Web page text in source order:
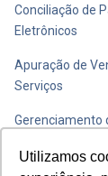
Utilizamos
Utilizamos
Conciliação de
Eletrônicos
Apuração de
Serviços
Gerenciamento